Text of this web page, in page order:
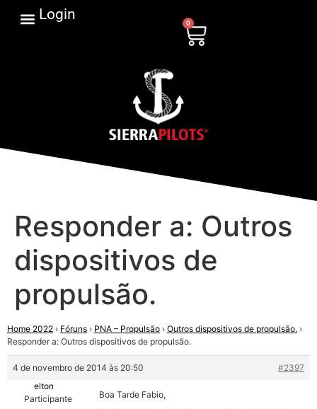
Login
0
Responder a: Outros
dispositivos de
propulsão.
Home 2022 › Fóruns › PNA – Propulsão › Outros dispositivos de propulsão. ›
Responder a: Outros dispositivos de propulsão.
4 de novembro de 2014 às 20:50
#2397
elton
Participante
Boa Tarde Fabio,